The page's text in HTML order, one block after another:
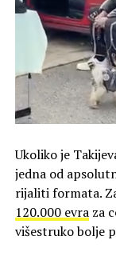
Ukoliko je
jedna od
rijaliti formata.
120.000 evraza
višestruko bolje